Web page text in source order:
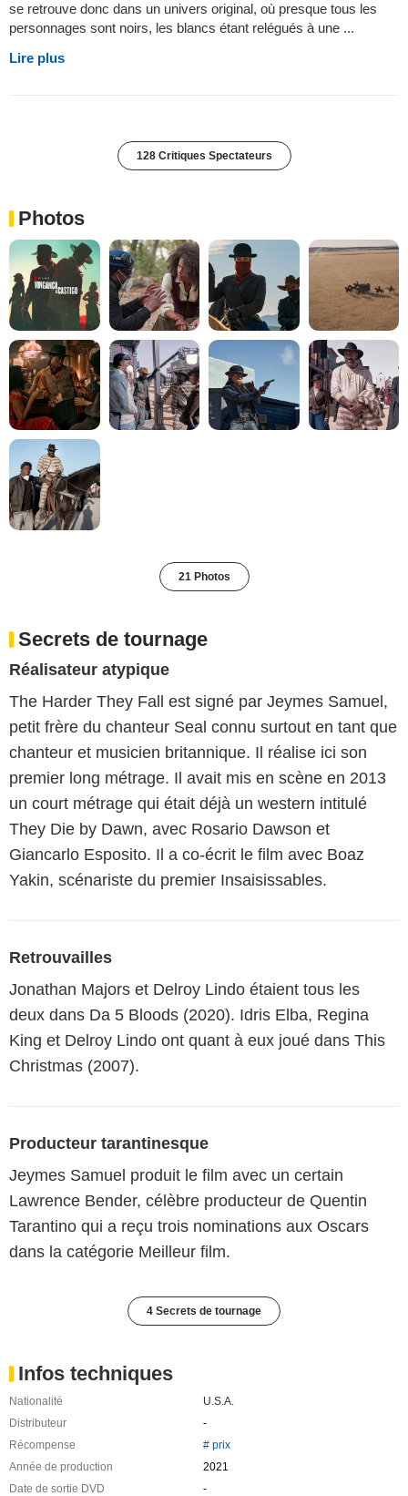
se retrouve donc dans un univers original, où presque tous les
personnages sont noirs, les blancs étant relégués à une ...
Lire plus
128 Critiques Spectateurs
Photos
21 Photos
Secrets de tournage
Réalisateur atypique
The Harder They Fall est signé par Jeymes Samuel,
petit frère du chanteur Seal connu surtout en tant que
chanteur et musicien britannique. Il réalise ici son
premier long métrage. Il avait mis en scène en 2013
un court métrage qui était déjà un western intitulé
They Die by Dawn, avec Rosario Dawson et
Giancarlo Esposito. Il a co-écrit le film avec Boaz
Yakin, scénariste du premier Insaisissables.
Retrouvailles
Jonathan Majors et Delroy Lindo étaient tous les
deux dans Da 5 Bloods (2020). Idris Elba, Regina
King et Delroy Lindo ont quant à eux joué dans This
Christmas (2007).
Producteur tarantinesque
Jeymes Samuel produit le film avec un certain
Lawrence Bender, célèbre producteur de Quentin
Tarantino qui a reçu trois nominations aux Oscars
dans la catégorie Meilleur film.
4 Secrets de tournage
Infos techniques
Nationalité
U.S.A.
Distributeur
-
Récompense
# prix
Année de production
2021
Date de sortie DVD
-